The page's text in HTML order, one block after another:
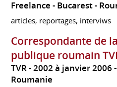
Freelance Bucarest
articles, reportages, interviws
Correspondante de
publique roumain
TVR 2002 à janvier 2006
Roumanie